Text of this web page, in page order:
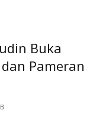
Buka
Pameran